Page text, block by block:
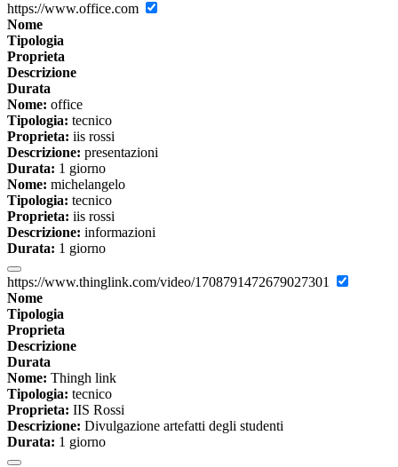
https://www.office.com
Nome
Tipologia
Proprieta
Descrizione
Durata
Nome: office
Tipologia: tecnico
Proprieta: iis rossi
Descrizione: presentazioni
Durata: 1 giorno
Nome: michelangelo
Tipologia: tecnico
Proprieta: iis rossi
Descrizione: informazioni
Durata: 1 giorno
https://www.thinglink.com/video/1708791472679027301
Nome
Tipologia
Proprieta
Descrizione
Durata
Nome: Thingh link
Tipologia: tecnico
Proprieta: IIS Rossi
Descrizione: Divulgazione artefatti degli studenti
Durata: 1 giorno